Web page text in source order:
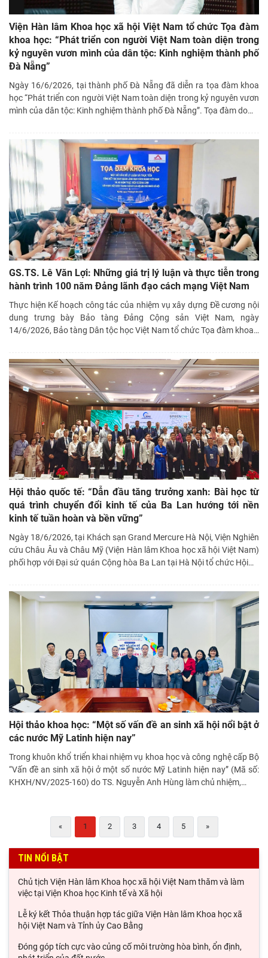
Viện Hàn lâm Khoa học xã hội Việt Nam tổ chức Tọa đàm
khoa học: “Phát triển con người Việt Nam toàn diện trong
kỷ nguyên vươn mình của dân tộc: Kinh nghiệm thành phố
Đà Nẵng”
Ngày 16/6/2026, tại thành phố Đà Nẵng đã diễn ra tọa đàm khoa
học “Phát triển con người Việt Nam toàn diện trong kỷ nguyên vươn
mình của dân tộc: Kinh nghiệm thành phố Đà Nẵng”. Tọa đàm do…
GS.TS. Lê Văn Lợi: Những giá trị lý luận và thực tiễn trong
hành trình 100 năm Đảng lãnh đạo cách mạng Việt Nam
Thực hiện Kế hoạch công tác của nhiệm vụ xây dựng Đề cương nội
dung trưng bày Bảo tàng Đảng Cộng sản Việt Nam, ngày
14/6/2026, Bảo tàng Dân tộc học Việt Nam tổ chức Tọa đàm khoa…
Hội thảo quốc tế: “Dẫn đầu tăng trưởng xanh: Bài học từ
quá trình chuyển đổi kinh tế của Ba Lan hướng tới nền
kinh tế tuần hoàn và bền vững”
Ngày 18/6/2026, tại Khách sạn Grand Mercure Hà Nội, Viện Nghiên
cứu Châu Âu và Châu Mỹ (Viện Hàn lâm Khoa học xã hội Việt Nam)
phối hợp với Đại sứ quán Cộng hòa Ba Lan tại Hà Nội tổ chức Hội…
Hội thảo khoa học: “Một số vấn đề an sinh xã hội nổi bật ở
các nước Mỹ Latinh hiện nay”
Trong khuôn khổ triển khai nhiệm vụ khoa học và công nghệ cấp Bộ
“Vấn đề an sinh xã hội ở một số nước Mỹ Latinh hiện nay” (Mã số:
KHXH/NV/2025-160) do TS. Nguyễn Anh Hùng làm chủ nhiệm,…
« 1 2 3 4 5 »
TIN NỔI BẬT
Chủ tịch Viện Hàn lâm Khoa học xã hội Việt Nam thăm và làm
việc tại Viện Khoa học Kinh tế và Xã hội
Lễ ký kết Thỏa thuận hợp tác giữa Viện Hàn lâm Khoa học xã
hội Việt Nam và Tỉnh ủy Cao Bằng
Đóng góp tích cực vào củng cố môi trường hòa bình, ổn định,